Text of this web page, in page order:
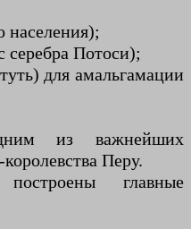
населения);
серебра Потоси);
для амальгамации
из важнейших
Перу.
главные